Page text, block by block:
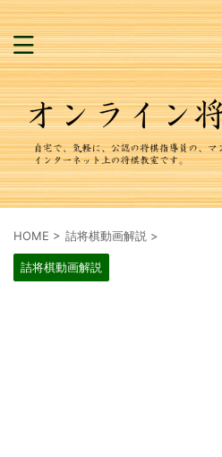
HOME > 詰将棋動画解説 >
詰将棋動画解説